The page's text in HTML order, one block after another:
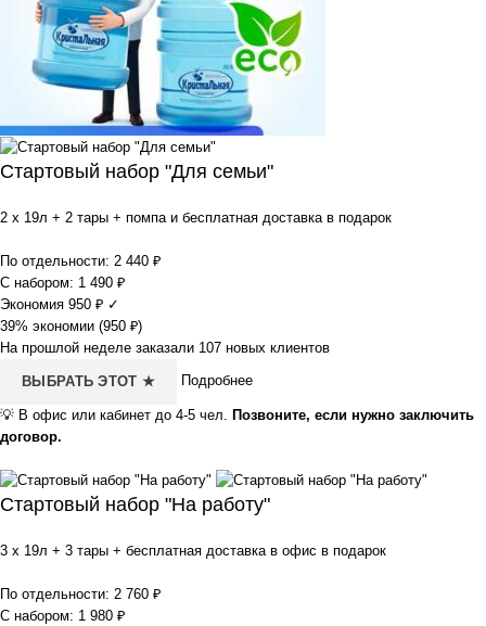
Стартовый набор "Для семьи"
2 x 19л + 2 тары + помпа и бесплатная доставка в подарок
По отдельности: 2 440 ₽
С набором: 1 490 ₽
Экономия 950 ₽ ✓
39% экономии (950 ₽)
На прошлой неделе заказали 107 новых клиентов
ВЫБРАТЬ ЭТОТ ★ Подробнее
💡 В офис или кабинет до 4-5 чел. Позвоните, если нужно заключить
договор.
Стартовый набор "На работу"
3 x 19л + 3 тары + бесплатная доставка в офис в подарок
По отдельности: 2 760 ₽
С набором: 1 980 ₽